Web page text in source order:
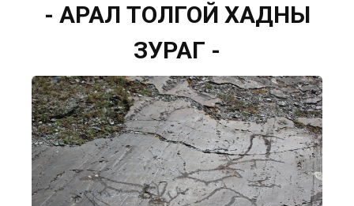
- АРАЛ ТОЛГОЙ ХАДНЫ
ЗУРАГ -